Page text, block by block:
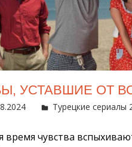
УСТАВШИЕ ОТ
Администратор
Турецкие сериалы
время чувства